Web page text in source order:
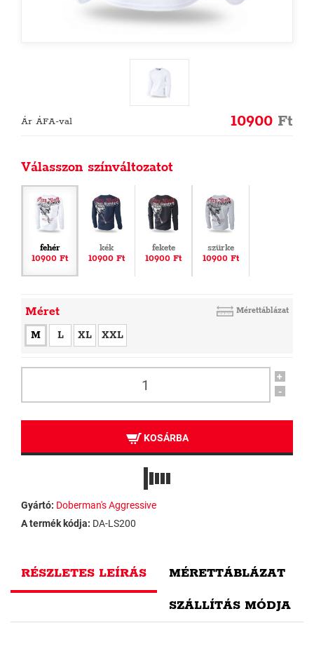
Ár ÁFA-val 10900 Ft
Válasszon színváltozatot
fehér
10900 Ft
kék
10900 Ft
fekete
10900 Ft
szürke
10900 Ft
Méret Mérettáblázat
M L XL XXL
+
-
KOSÁRBA
Gyártó: Doberman's Aggressive
A termék kódja: DA-LS200
RÉSZLETES LEÍRÁS MÉRETTÁBLÁZAT
SZÁLLÍTÁS MÓDJA